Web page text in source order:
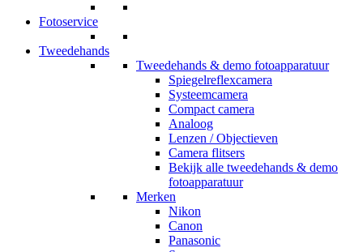
Fotoservice
Tweedehands
Tweedehands & demo fotoapparatuur
Spiegelreflexcamera
Systeemcamera
Compact camera
Analoog
Lenzen / Objectieven
Camera flitsers
Bekijk alle tweedehands & demo
fotoapparatuur
Merken
Nikon
Canon
Panasonic